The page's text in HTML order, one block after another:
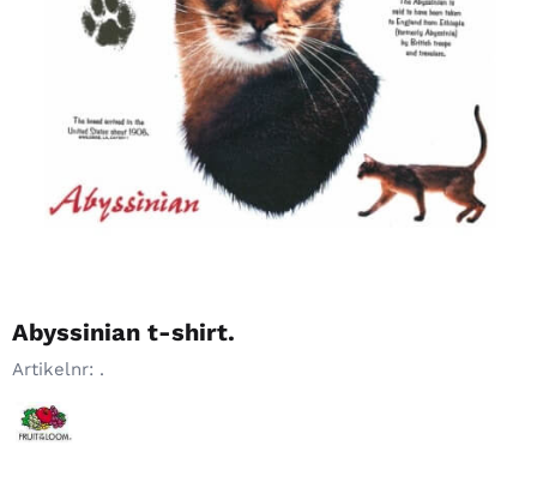
Abyssinian t-shirt.
Artikelnr: .